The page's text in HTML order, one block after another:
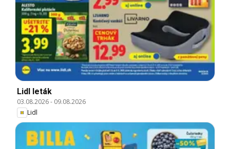
Lidl leták
03.08.2026- 09.08.2026
Lidl